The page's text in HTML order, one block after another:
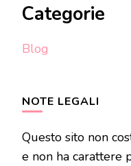
Categorie
Blog
NOTE LEGALI
Questo sito non
e non ha carattere